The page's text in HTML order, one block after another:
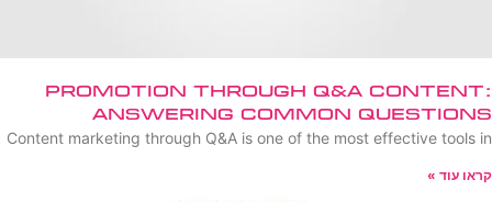
Promotion Through Q&A Content:
Answering Common Questions
Content marketing through Q&A is one of the most effective tools in
קראו עוד »